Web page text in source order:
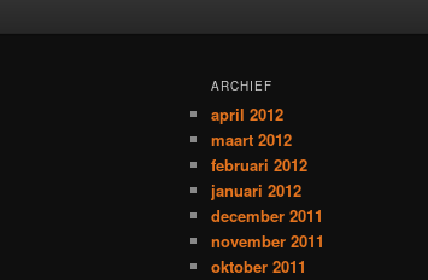
ARCHIEF
april 2012
maart 2012
februari 2012
januari 2012
december 2011
november 2011
oktober 2011